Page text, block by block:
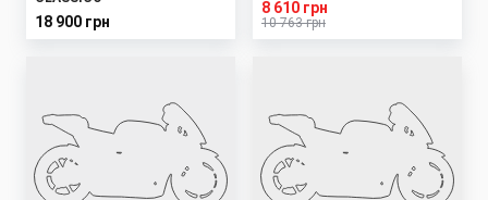
18 900 грн 10 763 грн
8 610 грн